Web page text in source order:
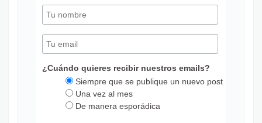
¿Cuándo quieres recibir nuestros emails?
Siempre que se publique un nuevo post
Una vez al mes
De manera esporádica